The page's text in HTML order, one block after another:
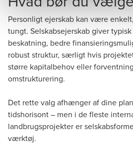
Personligt ejerskab kan være
tungt. Selskabsejerskab giver
beskatning, bedre
robust struktur, særligt hvis
større kapitalbehov eller
omstrukturering.
Det rette valg afhænger af dine
tidshorisont – men i de fleste
landbrugsprojekter er
værktøj.